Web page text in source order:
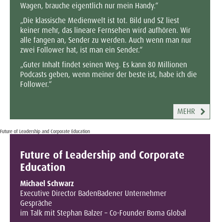
Wagen, brauche eigentlich nur mein Handy.“
„Die klassische Medienwelt ist tot. Bild und SZ liest
keiner mehr, das lineare Fernsehen wird aufhören. Wir
alle fangen an, Sender zu werden. Auch wenn man nur
zwei Follower hat, ist man ein Sender.“
„Guter Inhalt findet seinen Weg. Es kann 80 Millionen
Podcasts geben, wenn meiner der beste ist, habe ich die
Follower.“
MEHR
Future of Leadership and Corporate Education
Future of Leadership and Corporate
Education
Michael Schwarz
Executive Director BadenBadener Unternehmer
Gespräche
im Talk mit Stephan Balzer – Co-Founder Boma Global